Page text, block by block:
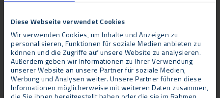
Diese Webseite verwendet Cookies
Wir verwenden Cookies, um Inhalte und Anzeigen zu
personalisieren, Funktionen für soziale Medien anbieten zu
können und die Zugriffe auf unsere Website zu analysieren.
Außerdem geben wir Informationen zu Ihrer Verwendung
unserer Website an unsere Partner für soziale Medien,
Werbung und Analysen weiter. Unsere Partner führen diese
Informationen möglicherweise mit weiteren Daten zusammen,
Gebäude für die Hauptredner und die Versorgungseinrichtungen
vorgesehen war, eine Rasenfläche mit einer Reihe unterirdischer
Leitungen und Tunnel darstellte und die Eingangsgebäude auf
Kopfsteinpflaster stehen sollten, mußte Neptunus eine
Möglichkeit finden, die großen Gebäude auf eine sichere
Grundlage zu stellen. Ein Kassettenbodensystem mit